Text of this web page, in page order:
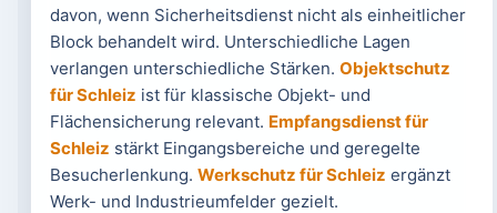
davon, wenn Sicherheitsdienst nicht als einheitlicher
Block behandelt wird. Unterschiedliche Lagen
verlangen unterschiedliche Stärken. Objektschutz
für Schleiz ist für klassische Objekt- und
Flächensicherung relevant. Empfangsdienst für
Schleiz stärkt Eingangsbereiche und geregelte
Besucherlenkung. Werkschutz für Schleiz ergänzt
Werk- und Industrieumfelder gezielt.